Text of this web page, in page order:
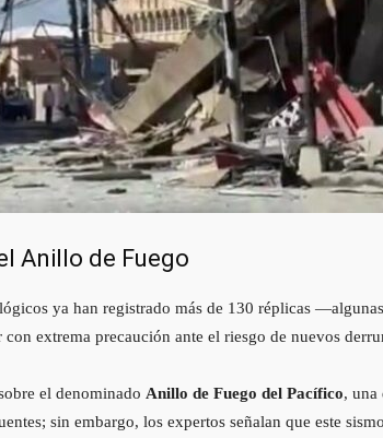
Anillo de Fuego
ya han registrado más de 130 réplicas
con extrema precaución ante el riesgo de nuevos
el denominado Anillo de Fuego del Pacífico, una
sin embargo, los expertos señalan que este